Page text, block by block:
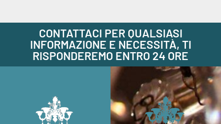
CONTATTACI PER QUALSIASI
INFORMAZIONE E NECESSITÀ, TI
RISPONDEREMO ENTRO 24 ORE